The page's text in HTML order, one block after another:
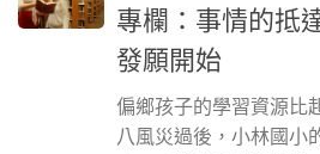
專欄：事情的抵
發願開始
偏鄉孩子的學習資源比
八風災過後，小林國小